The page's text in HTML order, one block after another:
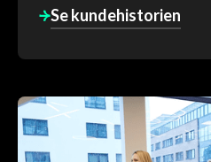
Se kundehistorien